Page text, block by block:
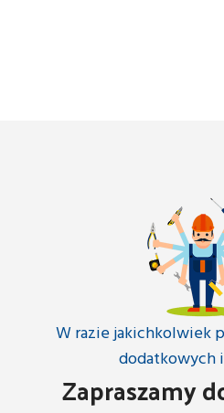
W razie jakichkolwiek
dodatkowych
Zapraszamy